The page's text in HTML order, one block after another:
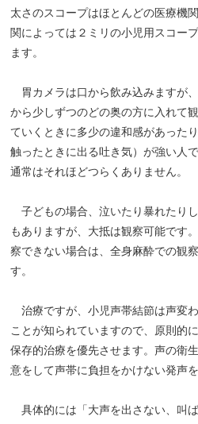
太さのスコープはほとんどの医療機
関によっては２ミリの小児用スコー
ます。
胃カメラは口から飲み込みますが
から少しずつのどの奥の方に入れて
ていくときに多少の違和感があった
触ったときに出る吐き気）が強い人
通常はそれほどつらくありません。
子どもの場合、泣いたり暴れたり
もありますが、大抵は観察可能です
察できない場合は、全身麻酔での観
す。
治療ですが、小児声帯結節は声変
ことが知られていますので、原則的
保存的治療を優先させます。声の衛
意をして声帯に負担をかけない発声
具体的には「大声を出さない、叫